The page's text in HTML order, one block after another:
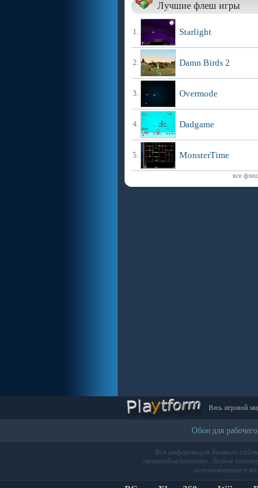
Лучшие флеш игры
1. Starlight
2. Damn Birds 2
3. Overmode
4. Dadgame
5. MonsterTime
все
Весь игровой
Обои для рабочего
Вся информация данного
правообладателям. Любое
использование в